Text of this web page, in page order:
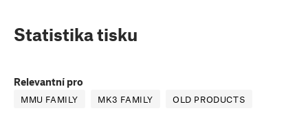
Statistika tisku
Relevantní pro
MMU FAMILY MK3 FAMILY OLD PRODUCTS